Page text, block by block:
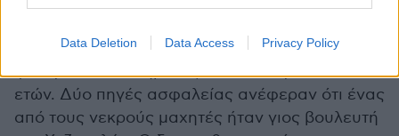
Data Deletion Data Access Privacy Policy
Μεταξύ των θυμάτων είναι δύο μαχητές του
φιλοϊρανικού κινήματος και ένα κορίτσι 16
ετών. Δύο πηγές ασφαλείας ανέφεραν ότι ένας
από τους νεκρούς μαχητές ήταν γιος βουλευτή